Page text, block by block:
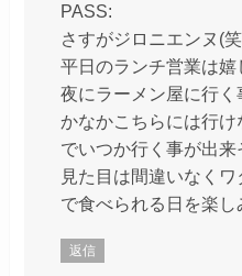
PASS:
さすがジロニエンヌ(
平日のランチ営業は
夜にラーメン屋に行
かなかこちらには行
でいつか行く事が出来
見た目は間違いなく
で食べられる日を楽
返信